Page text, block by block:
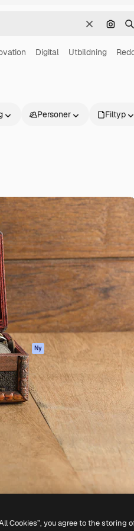
RensaSök
Digital Utbildning
Personer Filtyp
Kom igång
Academy
Dokumentation
Support
Användarvillkor
Integritetspolicy
Original
Ny
Cookies policy
Förtroendecenter
Affiliates
Företag
Företag
Om oss
Karriär
Händelser
Slidesgo
Sälj
Pressrum
Söker
Cookies”, you agree to the storing